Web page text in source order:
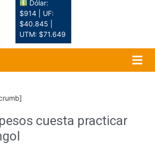
Dólar:
$914 | UF:
$40.845 |
UTM: $71.649
cuesta practicar